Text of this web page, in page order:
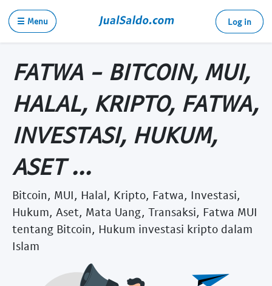
☰ Menu Log in
FATWA - BITCOIN, MUI,
HALAL, KRIPTO, FATWA,
INVESTASI, HUKUM,
ASET ...
Bitcoin, MUI, Halal, Kripto, Fatwa, Investasi,
Hukum, Aset, Mata Uang, Transaksi, Fatwa MUI
tentang Bitcoin, Hukum investasi kripto dalam
Islam